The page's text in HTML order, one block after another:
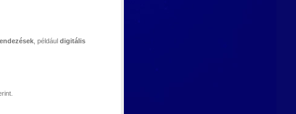
, például digitális